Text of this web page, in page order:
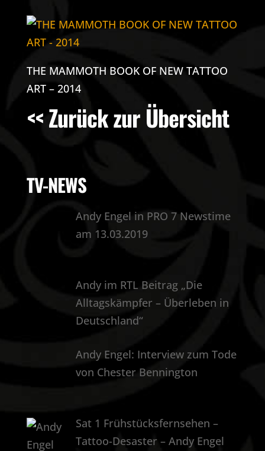
THE MAMMOTH BOOK OF NEW TATTOO
ART – 2014
<< Zurück zur Übersicht
TV-NEWS
Andy Engel in PRO 7 Newstime
am 13.03.2019
Andy im RTL Beitrag „Die
Alltagskämpfer – Überleben in
Deutschland“
Andy Engel: Interview zum Tode
von Chester Bennington
Sat 1 Frühstücksfernsehen –
Tattoo-Desaster – Andy Engel